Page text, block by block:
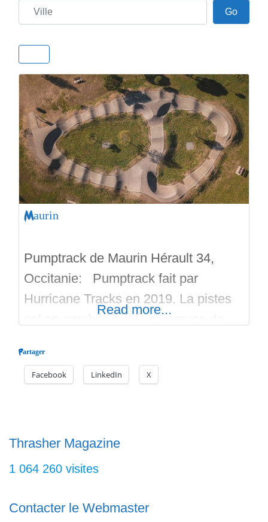
Ville GoGo
Maurin
Pumptrack de Maurin Hérault 34,
Occitanie: Pumptrack fait par
Hurricane Tracks en 2019. La pistes
est en enrobée sur la commune de
Il se compose de bosses, woops,
virages relevés, transferts et tables
parking, l’entrée est
Read more...
Partager
Facebook LinkedIn X
Thrasher Magazine
1 064 260 visites
Contacter le Webmaster